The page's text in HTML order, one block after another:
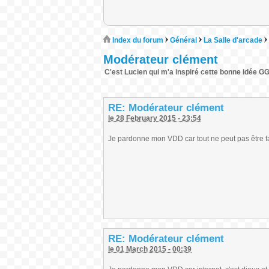
Index du forum Général La Salle d'arcade
Modérateur clément
C'est Lucien qui m'a inspiré cette bonne idée GG
RE: Modérateur clément
le 28 February 2015 - 23:54
Je pardonne mon VDD car tout ne peut pas être
RE: Modérateur clément
le 01 March 2015 - 00:39